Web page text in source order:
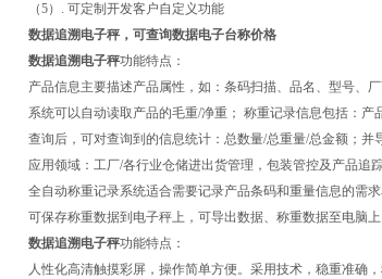
（5）. 可定制开发客户自定义功能
数据追溯电子秤，可查询数据电子台称价格
数据追溯电子秤功能特点：
产品信息主要描述产品属性，如：条码扫描、品名、型号、
系统可以自动读取产品的毛重/净重； 称重记录信息包括：产
查询后，可对查询到的信息统计：总数量/总重量/总金额；并
应用领域：工厂/各行业仓储进出货管理，包装管控及产品追
全自动称重记录系统适合需要记录产品条码和重量信息的需
可保存称重数据到电子秤上，可导出数据、称重数据至电脑
数据追溯电子秤功能特点：
人性化高清触摸彩屏，操作简单方便。采用技术，稳重准确